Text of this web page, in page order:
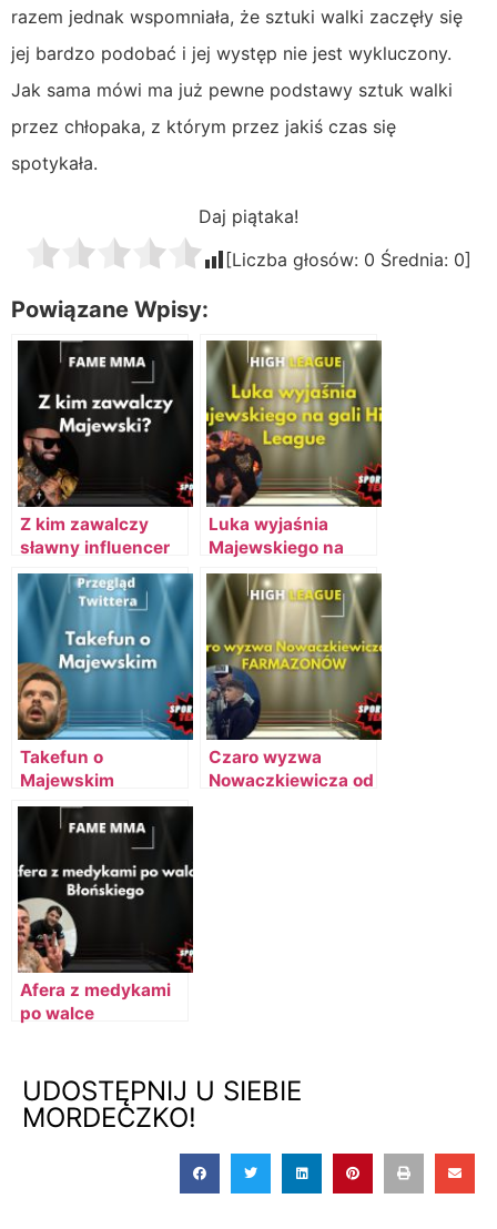
razem jednak wspomniała, że sztuki walki zaczęły się
jej bardzo podobać i jej występ nie jest wykluczony.
Jak sama mówi ma już pewne podstawy sztuk walki
przez chłopaka, z którym przez jakiś czas się
spotykała.
Daj piątaka!
[Liczba głosów: 0 Średnia: 0]
Powiązane Wpisy:
Z kim zawalczy
sławny influencer
Daniel Majewski?
Luka wyjaśnia
Majewskiego na
gali High League
Takefun o
Majewskim
Czaro wyzwa
Nowaczkiewicza od
Afera z medykami
po walce
UDOSTĘPNIJ U SIEBIE
MORDECZKO!